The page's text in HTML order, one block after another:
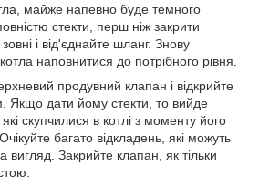
майже напевно буде темного
стекти, перш ніж закрити
зовні і від'єднайте шланг. Знову
наповнитися до потрібного рівня.
продувний клапан і відкрийте
Якщо дати йому стекти, то вийде
скупчилися в котлі з моменту його
багато відкладень, які можуть
вигляд. Закрийте клапан, як тільки